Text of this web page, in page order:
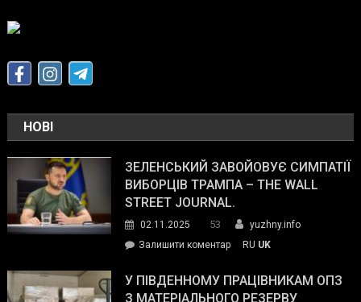
НОВІ
ЗЕЛЕНСЬКИЙ ЗАВОЙОВУЄ СИМПАТІЇ
ВИБОРЦІВ ТРАМПА – THE WALL
STREET JOURNAL.
02.11.2025 53
yuzhny.info
Залишити коментарon
завойовує
симпатії
RU UK
У ПІВДЕННОМУ ПРАЦІВНИКАМ ОПЗ
З МАТЕРІАЛЬНОГО РЕЗЕРВУ